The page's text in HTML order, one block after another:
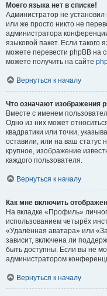
Моего языка нет в списке!
Администратор не
или же просто никто не
администратора
языковой пакет. Если такого
можете перевести phpBB на
можете получить на сайте
Вернуться к началу
Что означают изображения
Вместе с именем
Одно из них может
квадратики или точки,
оставили, или на ваш статус
крупное, изображение
каждого пользователя.
Вернуться к началу
Как мне включить
На вкладке «Профиль»
использованием четырёх
«Удалённая аватара» или
зависит, включена ли
быть доступны. Если вы не
администратором
Вернуться к началу